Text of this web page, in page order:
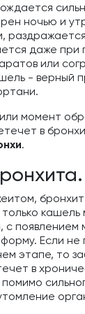
ночью и
даже при
или
- верный
момент
в
.
с появлением
Если не
этапе, то
в